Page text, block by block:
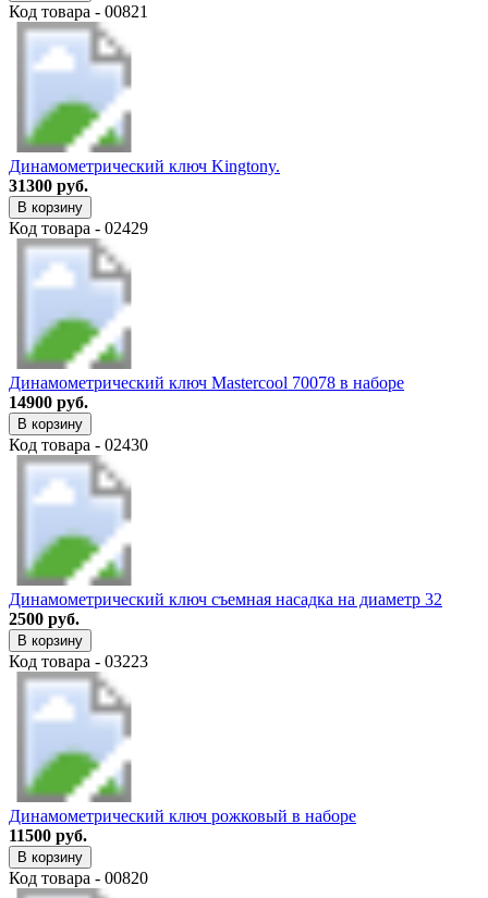
Код товара - 00821
Динамометрический ключ Kingtony.
31300 руб.
В корзину
Код товара - 02429
Динамометрический ключ Mastercool 70078 в наборе
14900 руб.
В корзину
Код товара - 02430
Динамометрический ключ съемная насадка на диаметр 32
2500 руб.
В корзину
Код товара - 03223
Динамометрический ключ рожковый в наборе
11500 руб.
В корзину
Код товара - 00820